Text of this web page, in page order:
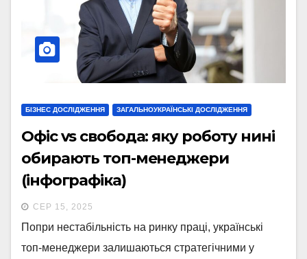
БІЗНЕС ДОСЛІДЖЕННЯ ЗАГАЛЬНОУКРАЇНСЬКІ ДОСЛІДЖЕННЯ
Офіс vs свобода: яку роботу нині
обирають топ-менеджери
(інфографіка)
СЕР 15, 2025
Попри нестабільність на ринку праці, українські
топ-менеджери залишаються стратегічними у